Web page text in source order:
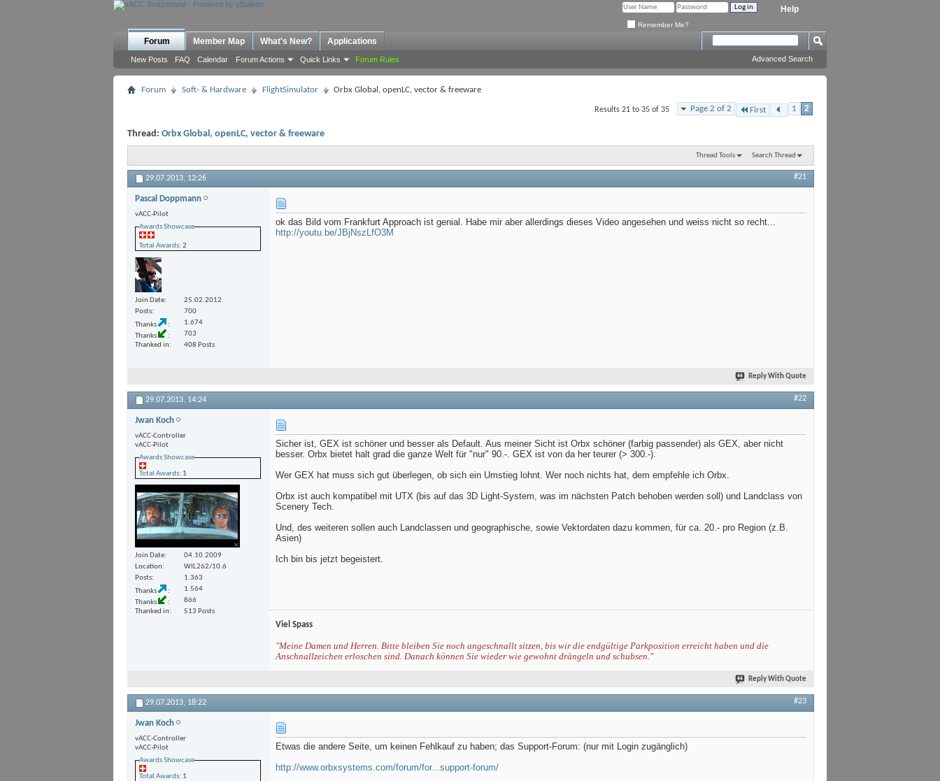
Help
Remember Me?
Forum
New Posts FAQ Calendar Forum Actions Quick Links Forum Rules
Member Map What's New? Applications
Advanced Search
Forum Soft- & Hardware FlightSimulator Orbx Global, openLC, vector & freeware
Page 2 of 2 First 1 2
Results 21 to 35 of 35
Thread: Orbx Global, openLC, vector & freeware
Thread Tools Search Thread
29.07.2013, 12:26 #21
Pascal Doppmann
vACC-Pilot
Awards Showcase
Total Awards: 2
Join Date
25.02.2012
Posts
700
Thanks
1.674
Thanks
703
Thanked in
408 Posts
ok das Bild vom Frankfurt Approach ist genial. Habe mir aber allerdings dieses Video angesehen und weiss nicht so recht...
http://youtu.be/JBjNszLfO3M
Reply With Quote
29.07.2013, 14:24 #22
Jwan Koch
vACC-Controller
vACC-Pilot
Awards Showcase
Total Awards: 1
Join Date
04.10.2009
Location
WIL262/10.6
Posts
1.363
Thanks
1.564
Thanks
866
Thanked in
513 Posts
Sicher ist, GEX ist schöner und besser als Default. Aus meiner Sicht ist Orbx schöner (farbig passender) als GEX, aber nicht
besser. Orbx bietet halt grad die ganze Welt für "nur" 90.-. GEX ist von da her teurer (> 300.-).
Wer GEX hat muss sich gut überlegen, ob sich ein Umstieg lohnt. Wer noch nichts hat, dem empfehle ich Orbx.
Orbx ist auch kompatibel mit UTX (bis auf das 3D Light-System, was im nächsten Patch behoben werden soll) und Landclass von
Scenery Tech.
Und, des weiteren sollen auch Landclassen und geographische, sowie Vektordaten dazu kommen, für ca. 20.- pro Region (z.B.
Asien)
Ich bin bis jetzt begeistert.
Viel Spass
"Meine Damen und Herren. Bitte bleiben Sie noch angeschnallt sitzen, bis wir die endgültige Parkposition erreicht haben und die
Anschnallzeichen erloschen sind. Danach können Sie wieder wie gewohnt drängeln und schubsen."
Reply With Quote
29.07.2013, 18:22 #23
Jwan Koch
vACC-Controller
vACC-Pilot
Awards Showcase
Total Awards: 1
Etwas die andere Seite, um keinen Fehlkauf zu haben; das Support-Forum: (nur mit Login zugänglich)
http://www.orbxsystems.com/forum/for...support-forum/